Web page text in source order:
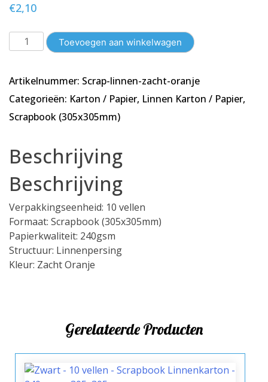
€2,10
Zacht
Oranje
10
vellen
-
Scrapbook
-
240
gsm
305x305mm
aantal
Toevoegen aan winkelwagen
Artikelnummer: Scrap-linnen-zacht-oranje
Categorieën: Karton / Papier, Linnen Karton / Papier,
Scrapbook (305x305mm)
Beschrijving
Beschrijving
Verpakkingseenheid: 10 vellen
Formaat: Scrapbook (305x305mm)
Papierkwaliteit: 240gsm
Structuur: Linnenpersing
Kleur: Zacht Oranje
Gerelateerde Producten